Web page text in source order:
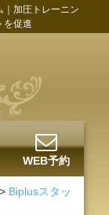
｜加圧トレーニン
を促進
WEB予約
> Biplusスタッ